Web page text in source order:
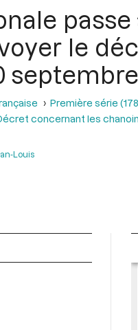
le
septembre
Première série
concernant les
Louis
s